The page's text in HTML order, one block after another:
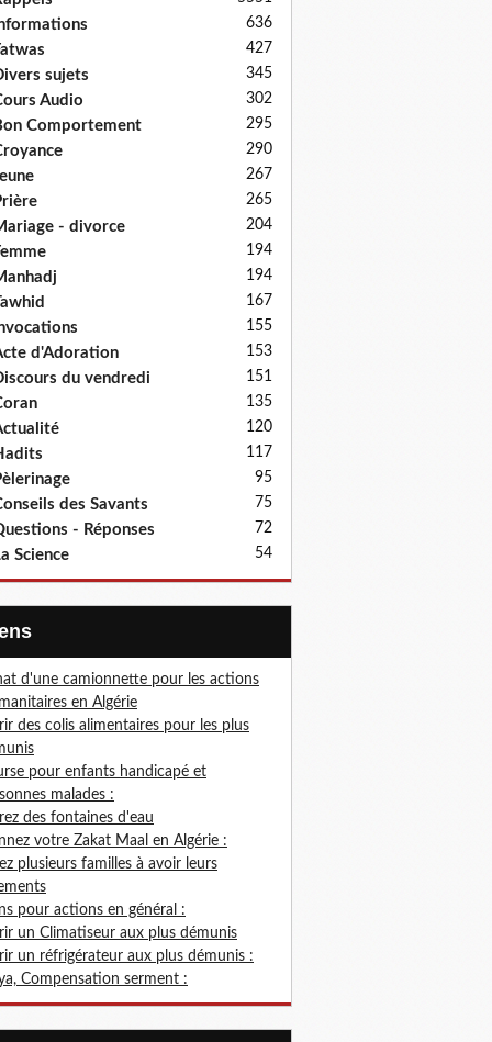
636
427
sujets 345
Audio 302
Comportement 295
290
267
265
- divorce 204
194
194
167
155
d'Adoration 153
du vendredi 151
135
120
117
95
des Savants 75
- Réponses 72
Science 54
d'une camionnette pour les actions
en Algérie
des colis alimentaires pour les plus
pour enfants handicapé et
malades :
des fontaines d'eau
votre Zakat Maal en Algérie :
plusieurs familles à avoir leurs
pour actions en général :
un Climatiseur aux plus démunis
un réfrigérateur aux plus démunis :
Compensation serment :